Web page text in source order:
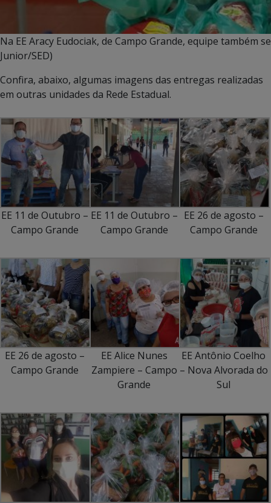
Na EE Aracy Eudociak, de Campo Grande, equipe também
Junior/SED)
Confira, abaixo, algumas imagens das entregas realizadas
em outras unidades da Rede Estadual.
EE 11 de Outubro –
Campo Grande
EE 11 de Outubro –
Campo Grande
EE 26 de agosto –
Campo Grande
EE 26 de agosto –
Campo Grande
EE Alice Nunes
Zampiere – Campo
Grande
EE Antônio Coelho
– Nova Alvorada do
Sul